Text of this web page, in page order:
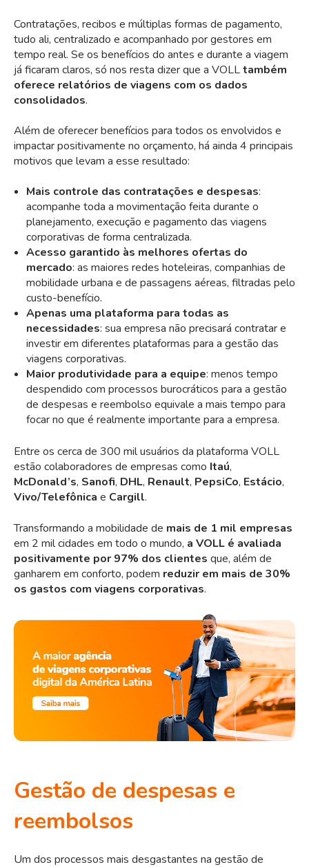
Contratações, recibos e múltiplas formas de pagamento,
tudo ali, centralizado e acompanhado por gestores em
tempo real. Se os benefícios do antes e durante a viagem
já ficaram claros, só nos resta dizer que a VOLLtambém
oferece relatórios de viagens com os dados
consolidados.
Além de oferecer benefícios para todos os envolvidos e
impactar positivamente no orçamento, há ainda 4 principais
motivos que levam a esse resultado:
Mais controle das contratações e despesas:
acompanhe toda a movimentação feita durante o
planejamento, execução e pagamento das viagens
corporativas de forma centralizada.
Acesso garantido às melhores ofertas do
mercado: as maiores redes hoteleiras, companhias de
mobilidade urbana e de passagens aéreas, filtradas pelo
custo-benefício.
Apenas uma plataforma para todas as
necessidades: sua empresa não precisará contratar e
investir em diferentes plataformas para a gestão das
viagens corporativas.
Maior produtividade para a equipe: menos tempo
despendido com processos burocráticos para a gestão
de despesas e reembolso equivale a mais tempo para
focar no que é realmente importante para a empresa.
Entre os cerca de 300 mil usuários da plataforma VOLL
estão colaboradores de empresas como Itaú,
McDonald’s, Sanofi, DHL, Renault, PepsiCo, Estácio,
Vivo/Telefônica e Cargill.
Transformando a mobilidade de mais de 1 mil empresas
em 2 mil cidades em todo o mundo, a VOLL é avaliada
positivamente por 97% dos clientes que, além de
ganharem em conforto, podem reduzir em mais de 30%
os gastos com viagens corporativas.
Gestão de despesas e
reembolsos
Um dos processos mais desgastantes na gestão de